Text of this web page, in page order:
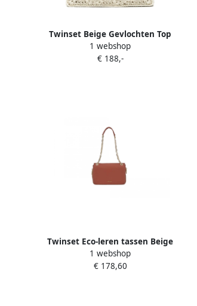
Twinset Beige Gevlochten Top
Handvat Geborduurde Tas Beige
Dames
1 webshop
€ 188,-
Twinset Eco-leren tassen Beige
Dames
1 webshop
€ 178,60